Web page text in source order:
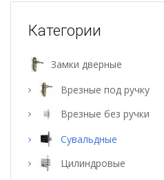
Категории
Замки дверные
Врезные под ручку
Врезные без ручки
Сувальдные
Цилиндровые